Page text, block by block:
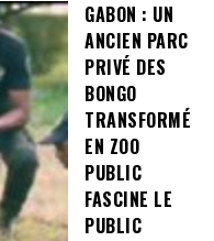
GABON : UN
ANCIEN PARC
PRIVÉ DES
BONGO
TRANSFORMÉ
EN ZOO
PUBLIC
FASCINE LE
PUBLIC